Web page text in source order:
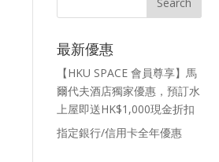
最新優惠
【HKU SPACE 會員尊享】馬
爾代夫酒店獨家優惠，預訂水
上屋即送HK$1,000現金折扣
指定銀行/信用卡全年優惠